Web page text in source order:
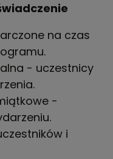
na czas
- uczestnicy
-
i